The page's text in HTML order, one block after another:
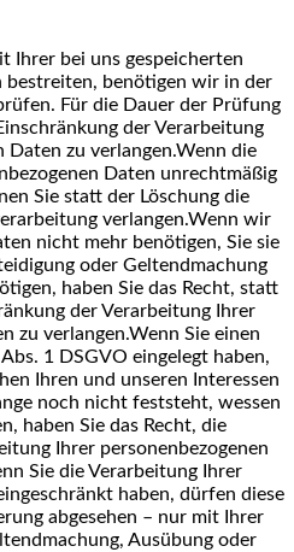
Ihrer bei uns gespeicherten
bestreiten, benötigen wir in der
Für die Dauer der Prüfung
der Verarbeitung
Daten zu verlangen.Wenn die
Daten unrechtmäßig
Sie statt der Löschung die
verlangen.Wenn wir
nicht mehr benötigen, Sie sie
oder Geltendmachung
haben Sie das Recht, statt
der Verarbeitung Ihrer
zu verlangen.Wenn Sie einen
1 DSGVO eingelegt haben,
Ihren und unseren Interessen
noch nicht feststeht, wessen
haben Sie das Recht, die
Ihrer personenbezogenen
Sie die Verarbeitung Ihrer
haben, dürfen diese
abgesehen – nur mit Ihrer
Ausübung oder